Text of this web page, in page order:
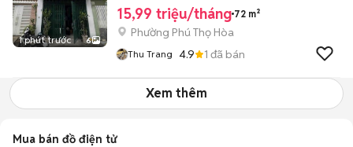
1 phút trước 6
15,99 triệu/tháng 72 m²
Phường Phú Thọ Hòa
Thu Trang 4.9 1 đã bán
Xem thêm
Mua bán đồ điện tử